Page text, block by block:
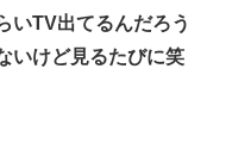
いTV出てるんだろう
いけど見るたびに笑